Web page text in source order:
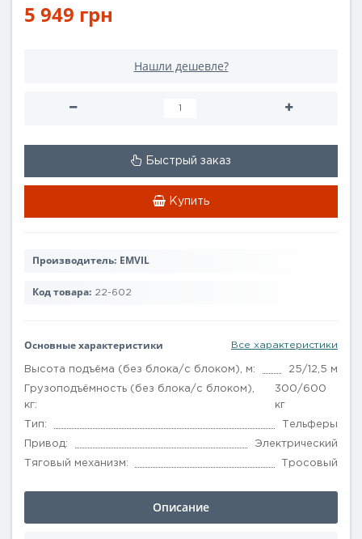
5 949 грн
Нашли дешевле?
Быстрый заказ
Купить
Производитель: EMVIL
Код товара: 22-602
Основные характеристики Все характеристики
Высота подъёма (без блока/с блоком), м: 25/12,5 м
Грузоподъёмность (без блока/с блоком),
кг:
300/600
кг
Тип: Тельферы
Привод: Электрический
Тяговый механизм: Тросовый
Описание